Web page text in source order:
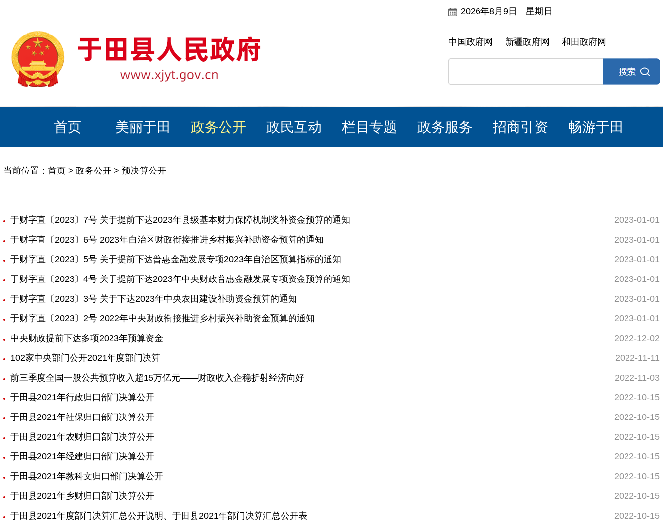
2026年8月9日 星期日
中国政府网 新疆政府网 和田政府网
首页 美丽于田 政务公开 政民互动 栏目专题 政务服务 招商引资 畅游于田
当前位置： 首页 > 政务公开 > 预决算公开
于财字直〔2023〕7号 关于提前下达2023年县级基本财力保障机制奖补资金预算的通知
2023-01-01
于财字直〔2023〕6号 2023年自治区财政衔接推进乡村振兴补助资金预算的通知
2023-01-01
于财字直〔2023〕5号 关于提前下达普惠金融发展专项2023年自治区预算指标的通知
2023-01-01
于财字直〔2023〕4号 关于提前下达2023年中央财政普惠金融发展专项资金预算的通知
2023-01-01
于财字直〔2023〕3号 关于下达2023年中央农田建设补助资金预算的通知
2023-01-01
于财字直〔2023〕2号 2022年中央财政衔接推进乡村振兴补助资金预算的通知
2023-01-01
中央财政提前下达多项2023年预算资金
2022-12-02
102家中央部门公开2021年度部门决算
2022-11-11
前三季度全国一般公共预算收入超15万亿元——财政收入企稳折射经济向好
2022-11-03
于田县2021年行政归口部门决算公开
2022-10-15
于田县2021年社保归口部门决算公开
2022-10-15
于田县2021年农财归口部门决算公开
2022-10-15
于田县2021年经建归口部门决算公开
2022-10-15
于田县2021年教科文归口部门决算公开
2022-10-15
于田县2021年乡财归口部门决算公开
2022-10-15
于田县2021年度部门决算汇总公开说明、于田县2021年部门决算汇总公开表
2022-10-15